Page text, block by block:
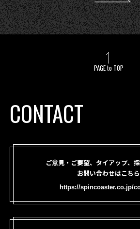
PAGE to TOP
CONTACT
ご意見・ご要望、タイアップ、
お問い合わせはこちら
https://spincoaster.co.jp/